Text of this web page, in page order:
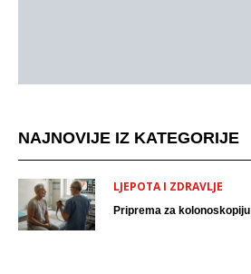
NAJNOVIJE IZ KATEGORIJE
LJEPOTA I ZDRAVLJE
Priprema za kolonoskopiju